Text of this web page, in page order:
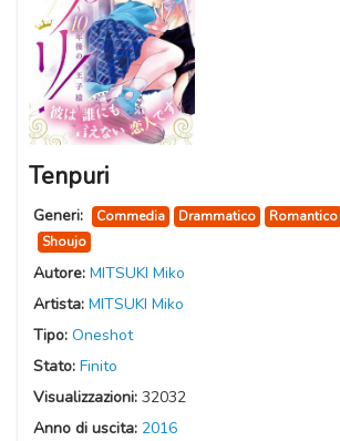
Tenpuri
Generi: Commedia Drammatico Romantico
Shoujo
Autore: MITSUKI Miko
Artista: MITSUKI Miko
Tipo: Oneshot
Stato: Finito
Visualizzazioni: 32032
Anno di uscita: 2016